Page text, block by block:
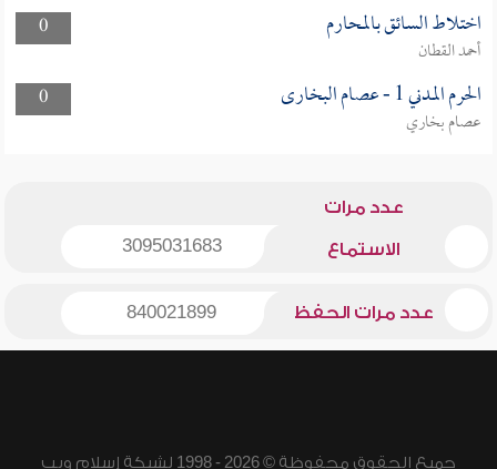
0
اختلاط السائق بالمحارم
أحمد القطان
0
الحرم المدني 1 - عصام البخارى
عصام بخاري
عدد مرات
الاستماع 3095031683
عدد مرات الحفظ 840021899
جميع الحقوق محفوظة © 2026 - 1998 لشبكة إسلام ويب